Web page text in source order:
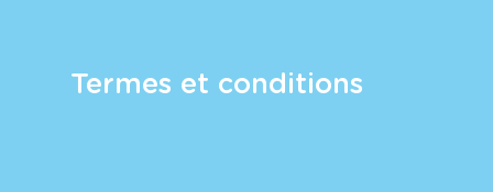
Termes et conditions